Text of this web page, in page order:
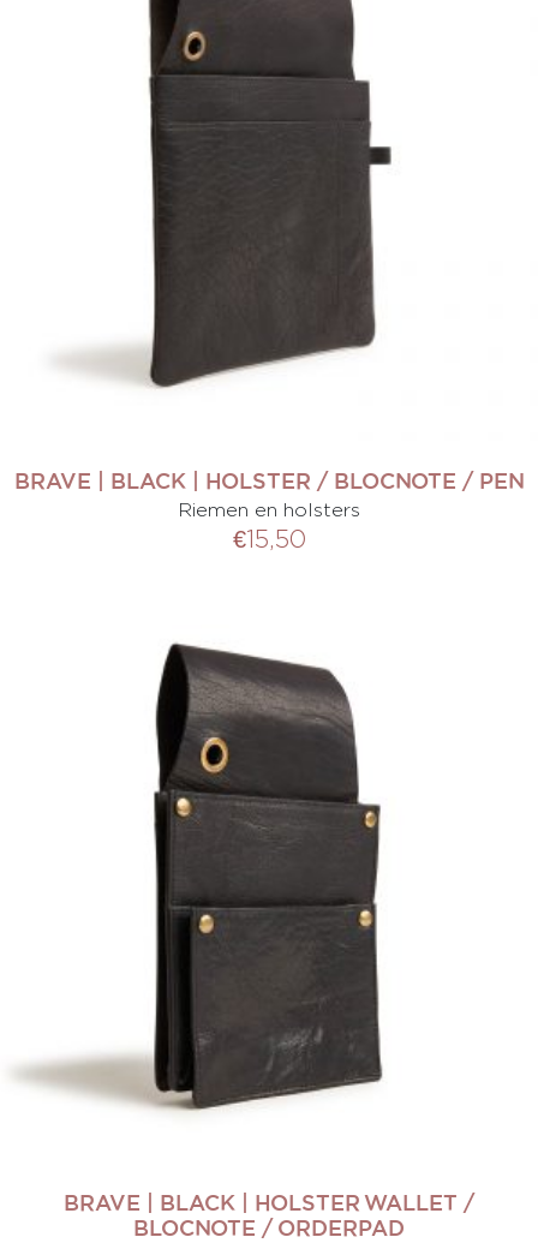
BRAVE | BLACK | HOLSTER / BLOCNOTE / PEN
Riemen en holsters
€15,50
BRAVE | BLACK | HOLSTER WALLET /
BLOCNOTE / ORDERPAD